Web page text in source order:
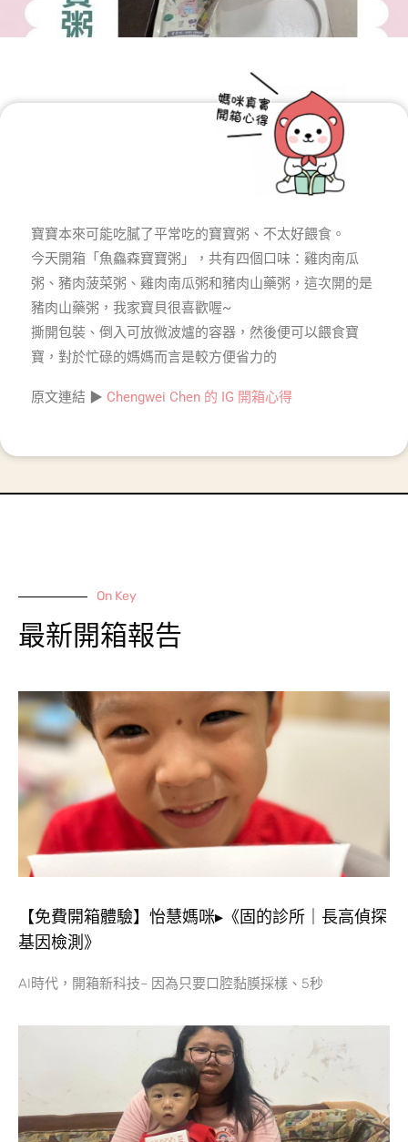
寶寶本來可能吃膩了平常吃的寶寶粥、不太好餵食。
今天開箱「魚鱻森寶寶粥」，共有四個口味：雞肉南瓜
粥、豬肉菠菜粥、雞肉南瓜粥和豬肉山藥粥，這次開的是
豬肉山藥粥，我家寶貝很喜歡喔~
撕開包裝、倒入可放微波爐的容器，然後便可以餵食寶
寶，對於忙碌的媽媽而言是較方便省力的
原文連結 ▶ Chengwei Chen 的 IG 開箱心得
On Key
最新開箱報告
【免費開箱體驗】怡慧媽咪▸《固的診所｜長高偵探
基因檢測》
AI時代，開箱新科技~ 因為只要口腔黏膜採樣、5秒